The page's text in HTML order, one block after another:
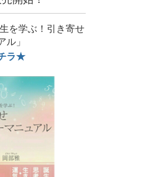
を学ぶ！引き寄せ
ル」
ラ★